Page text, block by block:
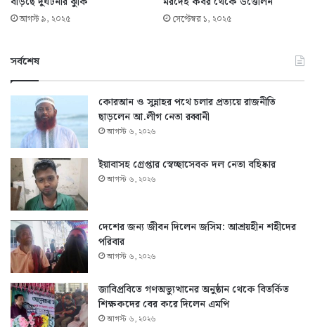
আগস্ট ৯, ২০২৫ সেপ্টেম্বর ১, ২০২৫
সর্বশেষ
কোরআন ও সুন্নাহর পথে চলার প্রত্যয়ে রাজনীতি
ছাড়লেন আ.লীগ নেতা রব্বানী
আগস্ট ৬, ২০২৬
ইয়াবাসহ গ্রেপ্তার স্বেচ্ছাসেবক দল নেতা বহিষ্কার
আগস্ট ৬, ২০২৬
দেশের জন্য জীবন দিলেন জসিম: আশ্রয়হীন শহীদের
পরিবার
আগস্ট ৬, ২০২৬
জাবিপ্রবিতে গণঅভ্যুত্থানের অনুষ্ঠান থেকে বিতর্কিত
শিক্ষকদের বের করে দিলেন এমপি
আগস্ট ৬, ২০২৬